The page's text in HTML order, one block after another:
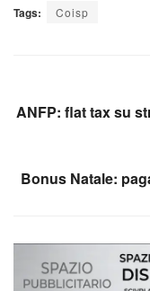
Tags: Coisp
ANFP: flat tax su
Bonus Natale: